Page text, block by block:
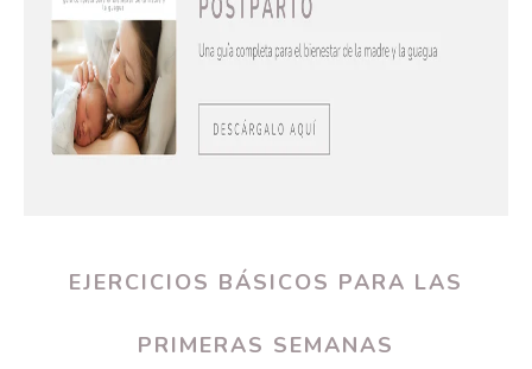
EJERCICIOS BÁSICOS PARA LAS
PRIMERAS SEMANAS